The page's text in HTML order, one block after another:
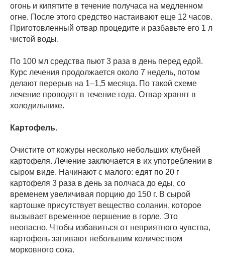
огонь и кипятите в течение получаса на медленном
огне. После этого средство настаивают еще 12 часов.
Приготовленный отвар процедите и разбавьте его 1 л
чистой воды.
По 100 мл средства пьют 3 раза в день перед едой.
Курс лечения продолжается около 7 недель, потом
делают перерыв на 1–1,5 месяца. По такой схеме
лечение проводят в течение года. Отвар хранят в
холодильнике.
Картофель.
Очистите от кожуры несколько небольших клубней
картофеля. Лечение заключается в их употреблении в
сыром виде. Начинают с малого: едят по 20 г
картофеля 3 раза в день за полчаса до еды, со
временем увеличивая порцию до 150 г. В сырой
картошке присутствует вещество соланин, которое
вызывает временное першение в горле. Это
неопасно. Чтобы избавиться от неприятного чувства,
картофель запивают небольшим количеством
морковного сока.